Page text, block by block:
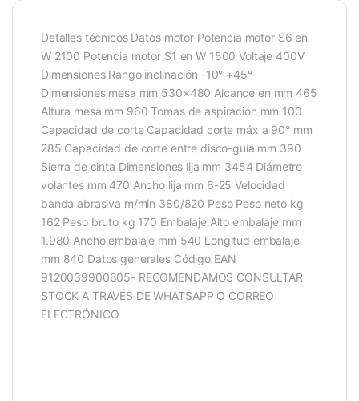
Detalles técnicos Datos motor Potencia motor S6 en
W 2100 Potencia motor S1 en W 1500 Voltaje 400V
Dimensiones Rango inclinación -10° +45°
Dimensiones mesa mm 530×480 Alcance en mm 465
Altura mesa mm 960 Tomas de aspiración mm 100
Capacidad de corte Capacidad corte máx a 90° mm
285 Capacidad de corte entre disco-guía mm 390
Sierra de cinta Dimensiones lija mm 3454 Diámetro
volantes mm 470 Ancho lija mm 6-25 Velocidad
banda abrasiva m/min 380/820 Peso Peso neto kg
162 Peso bruto kg 170 Embalaje Alto embalaje mm
1.980 Ancho embalaje mm 540 Longitud embalaje
mm 840 Datos generales Código EAN
9120039900605- RECOMENDAMOS CONSULTAR
STOCK A TRAVÉS DE WHATSAPP O CORREO
ELECTRÓNICO